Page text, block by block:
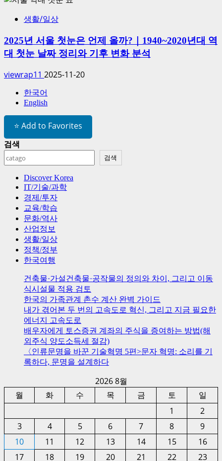
생활/일상
2025년 서울 첫눈은 언제 올까?｜1940~2020년대 역
대 첫눈 날짜 정리와 기후 변화 분석
viewrap11 2025-11-20
한국어
English
⭐ Add to Favorites
검색
검색
Discover Korea
IT/기술/과학
경제/투자
교육/학습
문화/역사
산업정보
생활/일상
정책/정부
한국여행
건축물·가설건축물·공작물의 정의와 차이, 그리고 이동
식시설물 적용 검토
한국의 가족관계 촌수 계산 완벽 가이드
내가 겪어본 두 번의 고속도로 혁신, 그리고 지금 필요한
에너지 고속도로
배우자에게 토스증권 계좌의 주식을 증여하는 방법(해
외주식 양도소득세 절감)
〈인류문명을 바꾼 기술혁명 5편>문자 혁명: 소리를 기
록하다, 문명을 설계하다
2026 8월
월
화 수 목 금 토
일
1
2
3
4 5 6 7 8
9
10
11 12 13 14 15
16
17
18 19 20 21 22 23